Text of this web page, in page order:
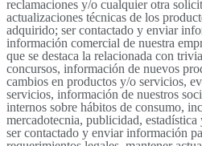
No Result
View All Result
reclamaciones y/o cualquier otra
actualizaciones técnicas de los
adquirido; ser contactado y enviar
información comercial de nuestra
que se destaca la relacionada con
concursos, información de nuevos
cambios en productos y/o servicios,
servicios, información de nuestros
internos sobre hábitos de consumo,
mercadotecnia, publicidad,
ser contactado y enviar información